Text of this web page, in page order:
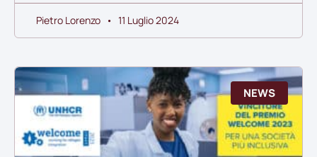
Pietro Lorenzo 11 Luglio 2024
NEWS